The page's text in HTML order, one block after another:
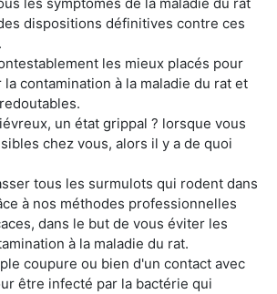
les symptômes de la maladie du rat
dispositions définitives contre ces
les mieux placés pour
contamination à la maladie du rat et
un état grippal ? lorsque vous
chez vous, alors il y a de quoi
tous les surmulots qui rodent dans
à nos méthodes professionnelles
dans le but de vous éviter les
à la maladie du rat.
coupure ou bien d'un contact avec
être infecté par la bactérie qui